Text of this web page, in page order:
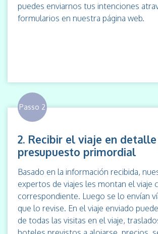
puedes enviarnos tus intenciones
formularios en nuestra página web.
Passo 2
2. Recibir el viaje en
presupuesto primordial
Basado en la información recibida,
expertos de viajes les montan el viaje
correspondiente. Luego se lo envían
que lo revise. En el viaje enviado
de todas las visitas en el viaje,